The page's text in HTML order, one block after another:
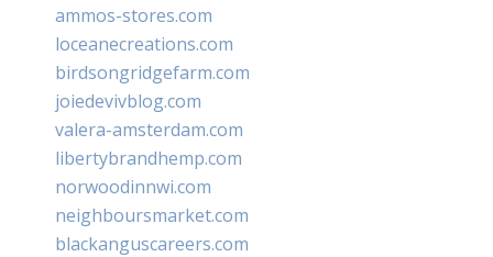
ammos-stores.com
loceanecreations.com
birdsongridgefarm.com
joiedevivblog.com
valera-amsterdam.com
libertybrandhemp.com
norwoodinnwi.com
neighboursmarket.com
blackanguscareers.com